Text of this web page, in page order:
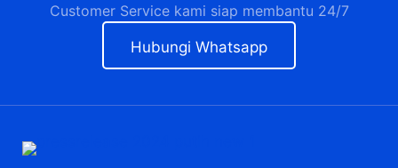
Customer Service kami siap membantu 24/7
Hubungi Whatsapp